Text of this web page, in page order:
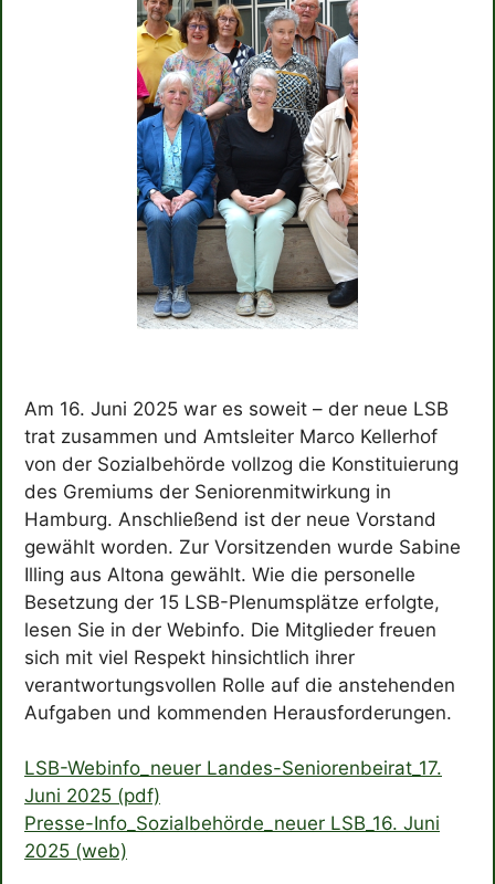
Am 16. Juni 2025 war es soweit – der neue LSB
trat zusammen und Amtsleiter Marco Kellerhof
von der Sozialbehörde vollzog die Konstituierung
des Gremiums der Seniorenmitwirkung in
Hamburg. Anschließend ist der neue Vorstand
gewählt worden. Zur Vorsitzenden wurde Sabine
Illing aus Altona gewählt. Wie die personelle
Besetzung der 15 LSB-Plenumsplätze erfolgte,
lesen Sie in der Webinfo. Die Mitglieder freuen
sich mit viel Respekt hinsichtlich ihrer
verantwortungsvollen Rolle auf die anstehenden
Aufgaben und kommenden Herausforderungen.
LSB-Webinfo_neuer Landes-Seniorenbeirat_17.
Juni 2025 (pdf)
Presse-Info_Sozialbehörde_neuer LSB_16. Juni
2025 (web)